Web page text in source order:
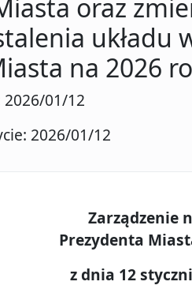
oraz
układu
na 2026
01/12
2026/01/12
Zarządzenie
Prezydenta
z dnia 12